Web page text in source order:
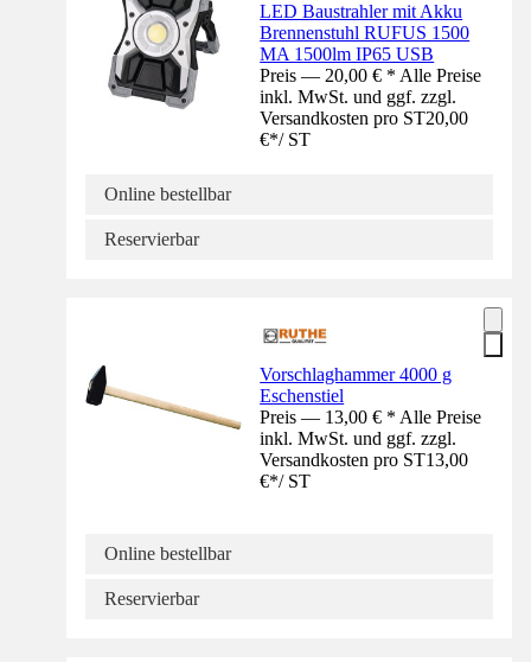
LED Baustrahler mit Akku
Brennenstuhl RUFUS 1500
MA 1500lm IP65 USB
Preis — 20,00 € * Alle Preise
inkl. MwSt. und ggf. zzgl.
Versandkosten pro ST20,00
€*/ ST
Online bestellbar
Reservierbar
Vorschlaghammer 4000 g
Eschenstiel
Preis — 13,00 € * Alle Preise
inkl. MwSt. und ggf. zzgl.
Versandkosten pro ST13,00
€*/ ST
Online bestellbar
Reservierbar